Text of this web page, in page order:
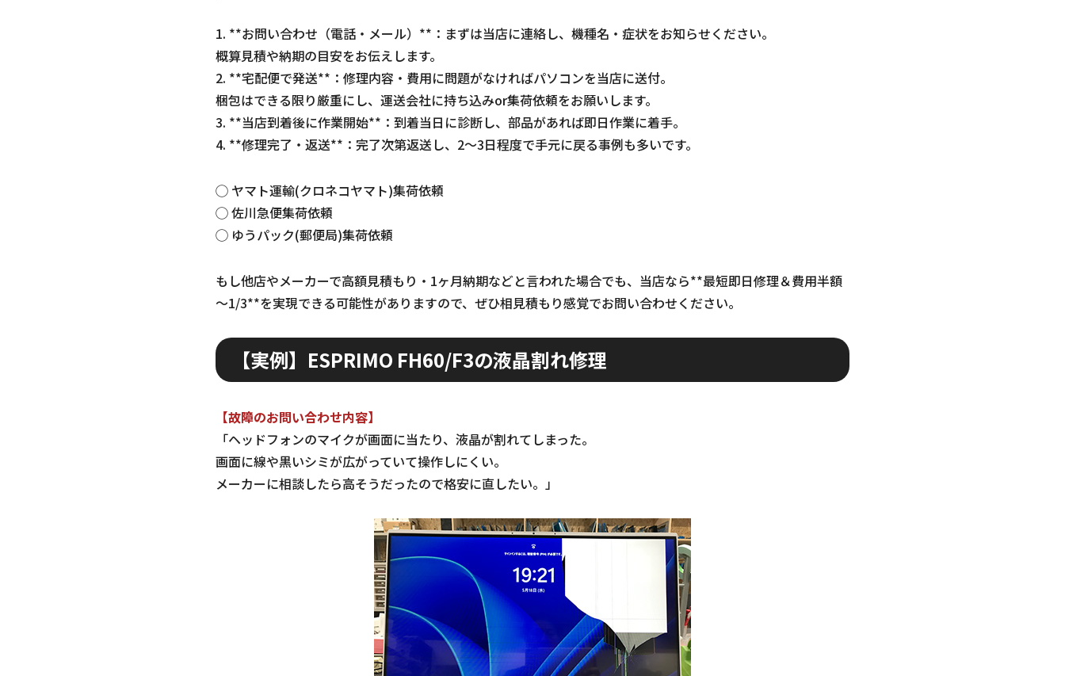
1. **お問い合わせ（電話・メール）**：まずは当店に連絡し、機種名・症状をお知らせください。
概算見積や納期の目安をお伝えします。
2. **宅配便で発送**：修理内容・費用に問題がなければパソコンを当店に送付。
梱包はできる限り厳重にし、運送会社に持ち込みor集荷依頼をお願いします。
3. **当店到着後に作業開始**：到着当日に診断し、部品があれば即日作業に着手。
4. **修理完了・返送**：完了次第返送し、2～3日程度で手元に戻る事例も多いです。
◯ ヤマト運輸(クロネコヤマト)集荷依頼
◯ 佐川急便集荷依頼
◯ ゆうパック(郵便局)集荷依頼
もし他店やメーカーで高額見積もり・1ヶ月納期などと言われた場合でも、当店なら**最短即日修理＆費用半額
～1/3**を実現できる可能性がありますので、ぜひ相見積もり感覚でお問い合わせください。
【実例】ESPRIMO FH60/F3の液晶割れ修理
【故障のお問い合わせ内容】
「ヘッドフォンのマイクが画面に当たり、液晶が割れてしまった。
画面に線や黒いシミが広がっていて操作しにくい。
メーカーに相談したら高そうだったので格安に直したい。」